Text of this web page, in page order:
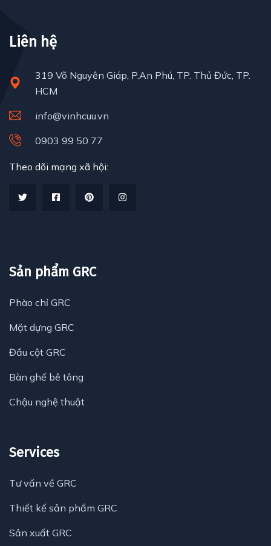
Liên hệ
319 Võ Nguyên Giáp, P.An Phú, TP. Thủ Đức, TP.
HCM
info@vinhcuu.vn
0903 99 50 77
Theo dõi mạng xã hội:
Sản phẩm GRC
Phào chỉ GRC
Mặt dựng GRC
Đầu cột GRC
Bàn ghế bê tông
Chậu nghệ thuật
Services
Tư vấn về GRC
Thiết kế sản phẩm GRC
Sản xuất GRC